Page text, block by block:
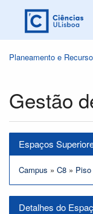
Planeamento e
Gestão
Espaços
Campus » C8 »
Detalhes do